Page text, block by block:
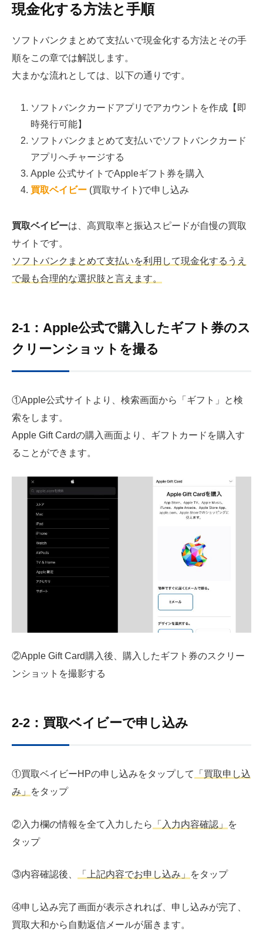
現金化する方法と手順
ソフトバンクまとめて支払いで現金化する方法とその手
順をこの章では解説します。
大まかな流れとしては、以下の通りです。
ソフトバンクカードアプリでアカウントを作成【即
時発行可能】
ソフトバンクまとめて支払いでソフトバンクカード
アプリへチャージする
Apple 公式サイトでAppleギフト券を購入
買取ベイビー (買取サイト)で申し込み
買取ベイビーは、高買取率と振込スピードが自慢の買取
サイトです。
ソフトバンクまとめて支払いを利用して現金化するうえ
で最も合理的な選択肢と言えます。
2-1：Apple公式で購入したギフト券のス
クリーンショットを撮る
①Apple公式サイトより、検索画面から「ギフト」と検
索をします。
Apple Gift Cardの購入画面より、ギフトカードを購入す
ることができます。
②Apple Gift Card購入後、購入したギフト券のスクリー
ンショットを撮影する
2-2：買取ベイビーで申し込み
①買取ベイビーHPの申し込みをタップして
「買取申し込
み」
をタップ
②入力欄の情報を全て入力したら 「入力内容確認」
を
タップ
③内容確認後、 「上記内容でお申し込み」 をタップ
④申し込み完了画面が表示されれば、申し込みが完了、
買取大和から自動返信メールが届きます。